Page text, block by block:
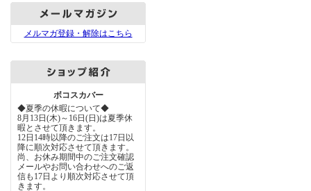
メルマガ登録・解除はこちら
ボコスカバー
◆夏季の休暇について◆
8月13日(木)～16日(日)は夏季休
暇とさせて頂きます。
12日14時以降のご注文は17日以
降に順次対応させて頂きます。
尚、お休み期間中のご注文確認
メールやお問い合わせへのご返
信も17日より順次対応させて頂
きます。